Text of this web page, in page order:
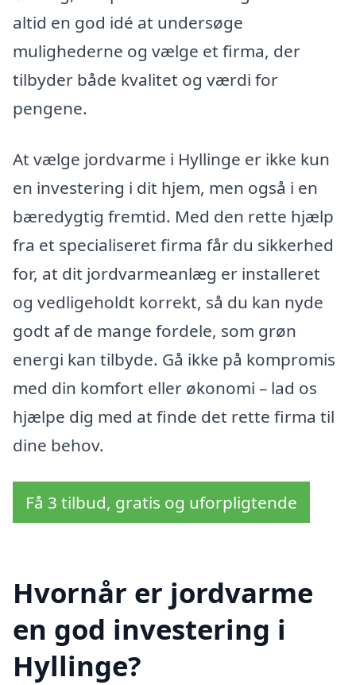
altid en god idé at undersøge
mulighederne og vælge et firma, der
tilbyder både kvalitet og værdi for
pengene.
At vælge jordvarme i Hyllinge er ikke kun
en investering i dit hjem, men også i en
bæredygtig fremtid. Med den rette hjælp
fra et specialiseret firma får du sikkerhed
for, at dit jordvarmeanlæg er installeret
og vedligeholdt korrekt, så du kan nyde
godt af de mange fordele, som grøn
energi kan tilbyde. Gå ikke på kompromis
med din komfort eller økonomi – lad os
hjælpe dig med at finde det rette firma til
dine behov.
Få 3 tilbud, gratis og uforpligtende
Hvornår er jordvarme
en god investering i
Hyllinge?